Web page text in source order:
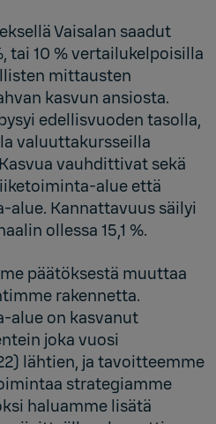
Vaisalan saadut
tai 10 % vertailukelpoisilla
mittausten
kasvun ansiosta.
edellisvuoden tasolla,
valuuttakursseilla
vauhdittivat sekä
alue että
Kannattavuus säilyi
ollessa 15,1 %.
päätöksestä muuttaa
rakennetta.
alue on kasvanut
joka vuosi
lähtien, ja tavoitteemme
strategiamme
haluamme lisätä